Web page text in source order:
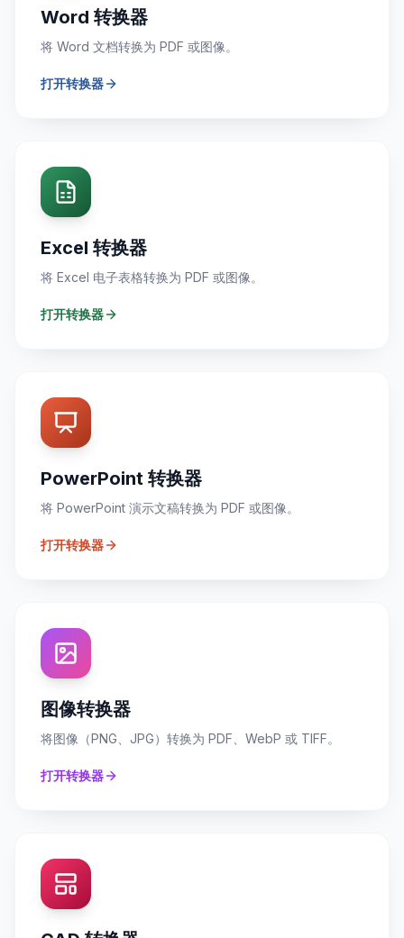
Word 转换器
将 Word 文档转换为 PDF 或图像。
打开转换器
Excel 转换器
将 Excel 电子表格转换为 PDF 或图像。
打开转换器
PowerPoint 转换器
将 PowerPoint 演示文稿转换为 PDF 或图像。
打开转换器
图像转换器
将图像（PNG、JPG）转换为 PDF、WebP 或 TIFF。
打开转换器